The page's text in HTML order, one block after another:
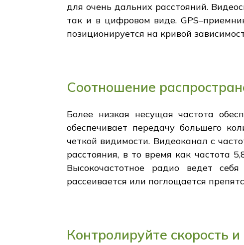
для очень дальних расстояний.
так и в цифровом виде.
позиционируется на кривой
Соотношение
Более низкая несущая частота
обеспечивает передачу большего
четкой видимости. Видеоканал с
расстояния, в то время как частота
Высокочастотное радио ведет
рассеивается или поглощается
Контролируйте скорость